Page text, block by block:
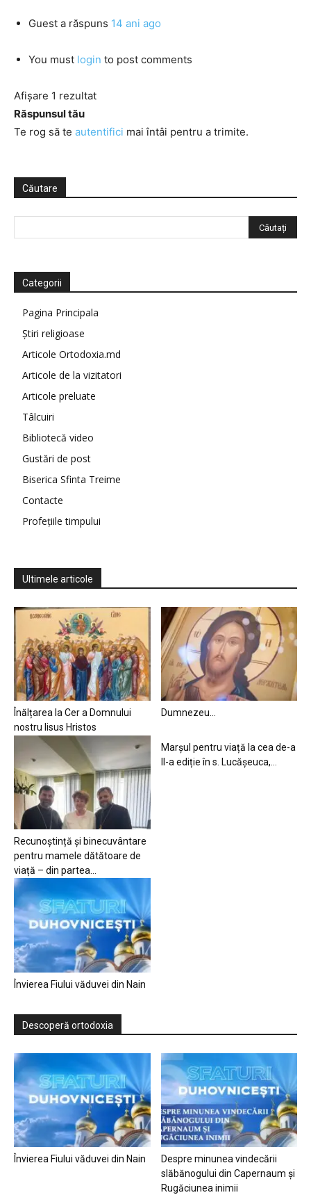
Guest a răspuns 14 ani ago
You must login to post comments
Afișare 1 rezultat
Răspunsul tău
Te rog să te autentifici mai întâi pentru a trimite.
Căutare
Categorii
Pagina Principala
Știri religioase
Articole Ortodoxia.md
Articole de la vizitatori
Articole preluate
Tâlcuiri
Bibliotecă video
Gustări de post
Biserica Sfinta Treime
Contacte
Profețiile timpului
Ultimele articole
Înălțarea la Cer a Domnului
nostru Iisus Hristos
Dumnezeu…
Recunoștință și binecuvântare
pentru mamele dătătoare de
viață – din partea...
Marșul pentru viață la cea de-a
II-a ediție în s. Lucășeuca,...
Învierea Fiului văduvei din Nain
Descoperă ortodoxia
Învierea Fiului văduvei din Nain
Despre minunea vindecării
slăbănogului din Capernaum și
Rugăciunea inimii